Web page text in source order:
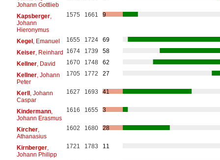
Johann Gottlieb
Kapsberger,
Johann
Hieronymus
1575 1661 9
Kegel, Emanuel 1655 1724
69
Keiser, Reinhard 1674 1739
58
Kellner, David 1670 1748
62
Kellner, Johann
Peter
1705 1772 27
Kerll, Johann
Caspar
1627 1693 41
Kindermann,
Johann Erasmus
1616 1655 3
Kircher,
Athanasius
1602 1680 28
Kirnberger,
Johann Philipp
1721 1783 11